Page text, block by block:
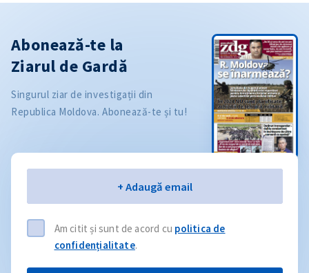
Abonează-te la
Ziarul de Gardă
Singurul ziar de investigații din
Republica Moldova. Abonează-te și tu!
+ Adaugă email
Am citit și sunt de acord cu politica de
confidențialitate.